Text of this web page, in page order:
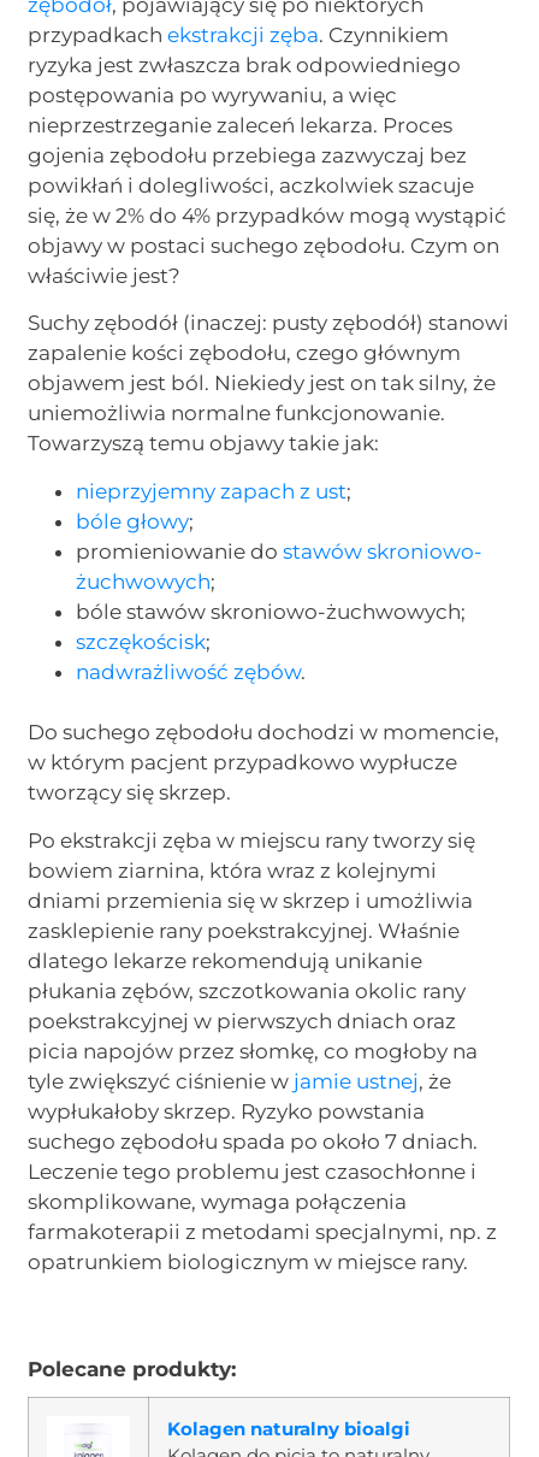
zębodół, pojawiający się po niektórych
przypadkachekstrakcji zęba. Czynnikiem
ryzyka jest zwłaszcza brak odpowiedniego
postępowania po wyrywaniu, a więc
nieprzestrzeganie zaleceń lekarza. Proces
gojenia zębodołu przebiega zazwyczaj bez
powikłań i dolegliwości, aczkolwiek szacuje
się, że w 2% do 4% przypadków mogą wystąpić
objawy w postaci suchego zębodołu. Czym on
właściwie jest?
Suchy zębodół (inaczej: pusty zębodół) stanowi
zapalenie kości zębodołu, czego głównym
objawem jest ból. Niekiedy jest on tak silny, że
uniemożliwia normalne funkcjonowanie.
Towarzyszą temu objawy takie jak:
nieprzyjemny zapach z ust;
bóle głowy;
promieniowanie dostawów skroniowo-
żuchwowych;
bóle stawów skroniowo-żuchwowych;
szczękościsk;
nadwrażliwość zębów.
Do suchego zębodołu dochodzi w momencie,
w którym pacjent przypadkowo wypłucze
tworzący się skrzep.
Po ekstrakcji zęba w miejscu rany tworzy się
bowiem ziarnina, która wraz z kolejnymi
dniami przemienia się w skrzep i umożliwia
zasklepienie rany poekstrakcyjnej. Właśnie
dlatego lekarze rekomendują unikanie
płukania zębów, szczotkowania okolic rany
poekstrakcyjnej w pierwszych dniach oraz
picia napojów przez słomkę, co mogłoby na
tyle zwiększyć ciśnienie w jamie ustnej, że
wypłukałoby skrzep. Ryzyko powstania
suchego zębodołu spada po około 7 dniach.
Leczenie tego problemu jest czasochłonne i
skomplikowane, wymaga połączenia
farmakoterapii z metodami specjalnymi, np. z
opatrunkiem biologicznym w miejsce rany.
Polecane produkty:
Kolagen naturalny bioalgi